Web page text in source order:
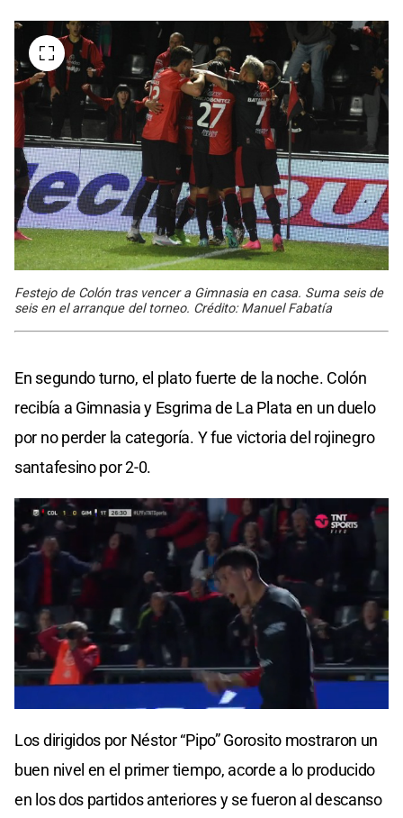
Festejo de Colón tras vencer a Gimnasia en casa. Suma seis de
seis en el arranque del torneo. Crédito: Manuel Fabatía
En segundo turno, el plato fuerte de la noche. Colón
recibía a Gimnasia y Esgrima de La Plata en un duelo
por no perder la categoría. Y fue victoria del rojinegro
santafesino por 2-0.
Los dirigidos por Néstor “Pipo” Gorosito mostraron un
buen nivel en el primer tiempo, acorde a lo producido
en los dos partidos anteriores y se fueron al descanso